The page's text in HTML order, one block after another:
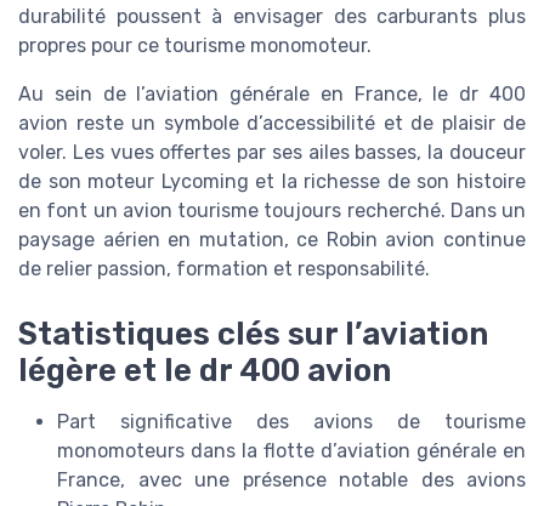
durabilité poussent à envisager des carburants plus
propres pour ce tourisme monomoteur.
Au sein de l’aviation générale en France, le dr 400
avion reste un symbole d’accessibilité et de plaisir de
voler. Les vues offertes par ses ailes basses, la douceur
de son moteur Lycoming et la richesse de son histoire
en font un avion tourisme toujours recherché. Dans un
paysage aérien en mutation, ce Robin avion continue
de relier passion, formation et responsabilité.
Statistiques clés sur l’aviation
légère et le dr 400 avion
Part significative des avions de tourisme
monomoteurs dans la flotte d’aviation générale en
France, avec une présence notable des avions